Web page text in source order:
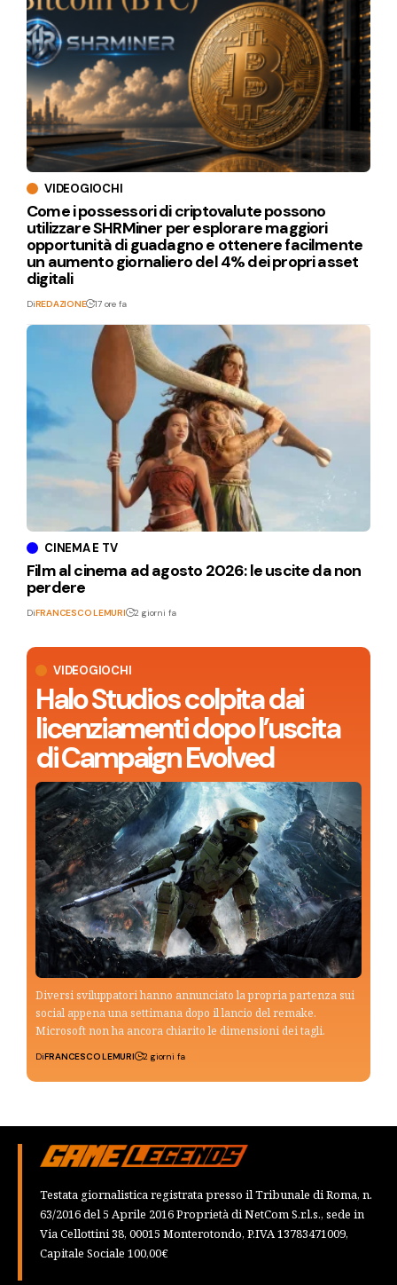
VIDEOGIOCHI
Halo Studios colpita dai
licenziamenti dopo l’uscita
di Campaign Evolved
Diversi sviluppatori hanno annunciato la propria partenza sui
social appena una settimana dopo il lancio del remake.
Microsoft non ha ancora chiarito le dimensioni dei tagli.
DiFRANCESCO LEMURI 2 giorni fa
VIDEOGIOCHI
Come i possessori di criptovalute possono
utilizzare SHRMiner per esplorare maggiori
opportunità di guadagno e ottenere facilmente
un aumento giornaliero del 4% dei propri asset
digitali
DiREDAZIONE 17 ore fa
CINEMA E TV
Film al cinema ad agosto 2026: le uscite da non
perdere
DiFRANCESCO LEMURI 2 giorni fa
Testata giornalistica registrata presso il Tribunale di Roma, n.
63/2016 del 5 Aprile 2016 Proprietà di NetCom S.r.l.s., sede in
Via Cellottini 38, 00015 Monterotondo, P.IVA 13783471009,
Capitale Sociale 100,00€